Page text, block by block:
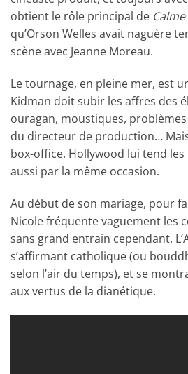
obtient le rôle principal de
qu’Orson Welles avait naguère
scène avec Jeanne Moreau.
Le tournage, en pleine mer, est
Kidman doit subir les affres des
ouragan, moustiques,
du directeur de production…
box-office. Hollywood lui tend les
aussi par la même occasion.
Au début de son mariage, pour
Nicole fréquente vaguement les
sans grand entrain cependant.
s’affirmant catholique (ou
selon l’air du temps), et se
aux vertus de la dianétique.